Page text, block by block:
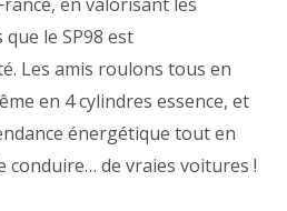
le SP98 est
Les amis roulons tous en
en 4 cylindres essence, et
énergétique tout en
conduire… de vraies voitures !